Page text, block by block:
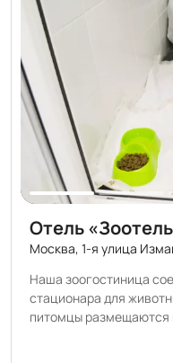
Отель
Москва, 1-я улица
Наша зоогостиница
стационара для
питомцы размещаются